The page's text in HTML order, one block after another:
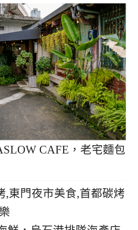
CAFE，老宅麵包